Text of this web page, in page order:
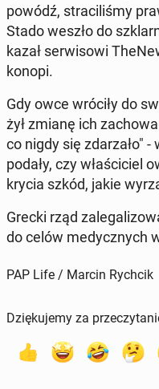
powódź, stra­ci­li­śmy
Stado weszło do
ka­zał ser­wi­so­wi
konopi.
Gdy owce wróciły do
żył zmianę ich
co nigdy się zda­rza­ło"
podały, czy wła­ści­ciel
kry­cia szkód, jakie
Grecki rząd
do celów me­dycz­nych
PAP Life / Marcin Rychcik
Dziękujemy za